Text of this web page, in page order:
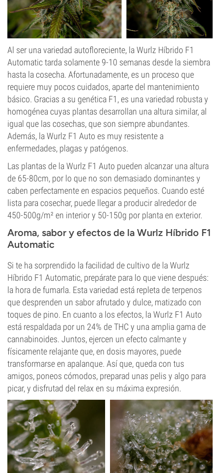
Al ser una variedad autofloreciente, la Wurlz Híbrido F1
Automatic tarda solamente 9-10 semanas desde la siembra
hasta la cosecha. Afortunadamente, es un proceso que
requiere muy pocos cuidados, aparte del mantenimiento
básico. Gracias a su genética F1, es una variedad robusta y
homogénea cuyas plantas desarrollan una altura similar, al
igual que las cosechas, que son siempre abundantes.
Además, la Wurlz F1 Auto es muy resistente a
enfermedades, plagas y patógenos.
Las plantas de la Wurlz F1 Auto pueden alcanzar una altura
de 65-80cm, por lo que no son demasiado dominantes y
caben perfectamente en espacios pequeños. Cuando esté
lista para cosechar, puede llegar a producir alrededor de
450-500g/m² en interior y 50-150g por planta en exterior.
Aroma, sabor y efectos de la Wurlz Híbrido F1
Automatic
Si te ha sorprendido la facilidad de cultivo de la Wurlz
Híbrido F1 Automatic, prepárate para lo que viene después:
la hora de fumarla. Esta variedad está repleta de terpenos
que desprenden un sabor afrutado y dulce, matizado con
toques de pino. En cuanto a los efectos, la Wurlz F1 Auto
está respaldada por un 24% de THC y una amplia gama de
cannabinoides. Juntos, ejercen un efecto calmante y
físicamente relajante que, en dosis mayores, puede
transformarse en apalanque. Así que, queda con tus
amigos, poneos cómodos, preparad unas pelis y algo para
picar, y disfrutad del relax en su máxima expresión.